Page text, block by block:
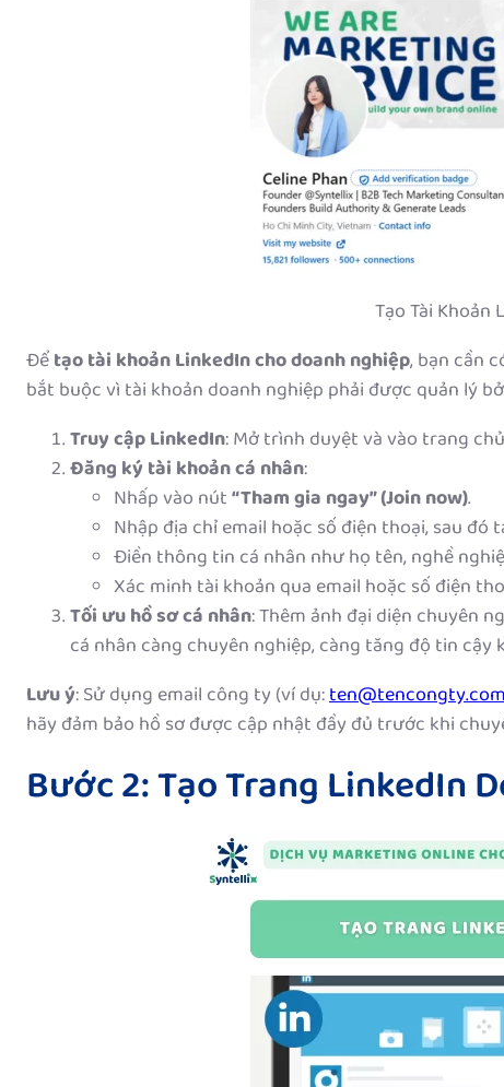
Tạo Tài Khoản
Đểtạo tài khoản LinkedIn cho doanh nghiệp, bạn cần
bắt buộc vì tài khoản doanh nghiệp phải được quản lý
Truy cập LinkedIn: Mở trình duyệt và vào trang chủ
Đăng ký tài khoản cá nhân:
Nhấp vào nút“Tham gia ngay” (Join now).
Nhập địa chỉ email hoặc số điện thoại, sau đó
Điền thông tin cá nhân như họ tên, nghề
Xác minh tài khoản qua email hoặc số điện
Tối ưu hồ sơ cá nhân: Thêm ảnh đại diện chuyên
cá nhân càng chuyên nghiệp, càng tăng độ tin
Lưu ý: Sử dụng email công ty (ví dụ:
hãy đảm bảo hồ sơ được cập nhật đầy đủ trước khi
Bước 2: Tạo Trang LinkedIn